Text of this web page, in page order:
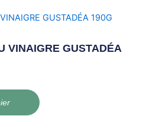
VINAIGRE GUSTADÉA